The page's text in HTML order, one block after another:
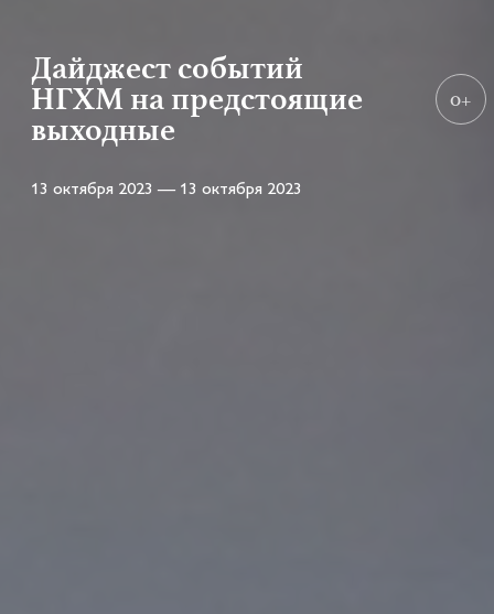
Дайджест событий
НГХМ на предстоящие
выходные
13 октября 2023 — 13 октября 2023
0+